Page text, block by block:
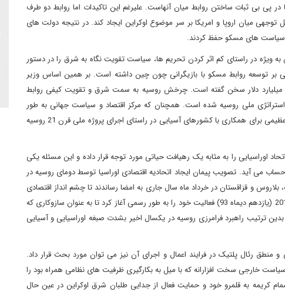
در پی بی ثبات ساختن روابط میان آنهاست. علیرغم این تاکیدات اما روابط دو طرف
میان اروپا و امریکا بر سر موضوع اوکراین ایجاد کند. در نتیجه دولت های
سیاست های مسکو حفظ کردند.
به ویژه در راستای کم اثر کردن تحریم ها، سیاست تقویت نگاه به شرق را در دستور
بر توسعه روابط مسکو با بازیگرانی چون چین داشته است. بر همین اساس وزیر
خارجه چین از امکان توسعه روابط تجاری با مسکو در سال 2015 تا رقم 100 میلیارد دلار سخن گفته است. چرخش روسیه به سمت شرق و تقویت کیفی روابط
ملی روسیه شده است. همچنان که مرکز اقتصاد و سیاست جهانی به طور
محسوسی در حال تغییر جایگاه به سمت منطقه آسیا-پاسیفیک است پتانسیل عظیمی برای همکاری با کشورهای آسیایی در راستای اجرای پروژه ملی قرن 21 روسیه
را به مثابه یک رهیافت حیاتی مورد توجه قرار داده و این مسئله یکی
می آید. تصویب پیمان ایجاد اتحادیه اقتصادی اوراسیا توسط دومای روسیه در
و قزاقستان در خرداد ماه سال جاری به امضا رساندند تا چشم انداز اقتصادی
جدیدی را در حوزه اوراسیا ترسیم کند. اتحادیه اقتصادی اوراسیا از اول ژانویه 2015 (یازدهم دیماه 93) فعالیت خود را به طور رسمی آغاز کرد تا به عنوان سازوکاری که
ترتیب راهبرد فرامرزی روسیه در یکسال اخیر بشدت صبغه اوراسیایی و آسیایی
رئال پلتیک در فرایند اعمال و اجرای آن نیز می توان مورد بحث قرار داد.
خارجی سخت افزارانه که با میل به بکارگیری ظرفیت های نظامی همراه بود را
کریمه به قلمرو خود و حمایت فعال از جدایی طلبان شرق اوکراین در عین حال